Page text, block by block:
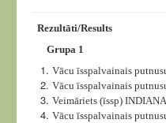
Rezultāti/Results
Grupa 1
Vācu īsspalvainais
Vācu īsspalvainais
Veimāriets (īssp)
Vācu īsspalvainais